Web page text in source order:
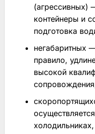
контейнеры и
подготовка
негабаритных
правило,
высокой